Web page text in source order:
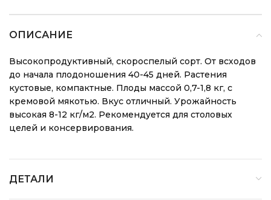
ОПИСАНИЕ
Высокопродуктивный, скороспелый сорт. От всходов
до начала плодоношения 40-45 дней. Растения
кустовые, компактные. Плоды массой 0,7-1,8 кг, с
кремовой мякотью. Вкус отличный. Урожайность
высокая 8-12 кг/м2. Рекомендуется для столовых
целей и консервирования.
ДЕТАЛИ